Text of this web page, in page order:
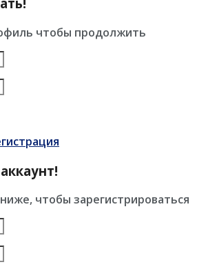
чтобы продолжить
чтобы зарегистрироваться